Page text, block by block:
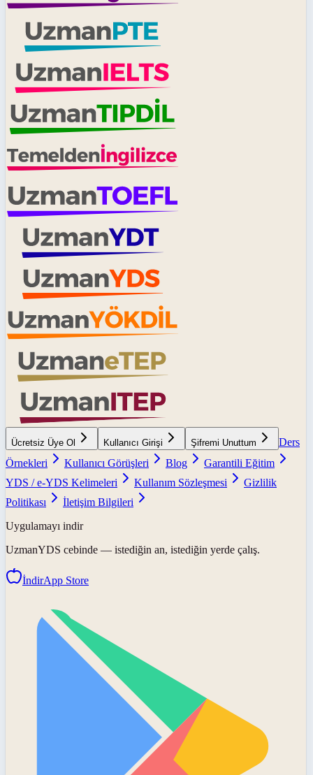
Ücretsiz Üye Ol Kullanıcı Girişi Şifremi Unuttum
Ders
Örnekleri
Kullanıcı Görüşleri Blog
Garantili Eğitim
YDS / e-YDS Kelimeleri
Kullanım Sözleşmesi
Gizlilik
Politikası
İletişim Bilgileri
Uygulamayı indir
UzmanYDS cebinde — istediğin an, istediğin yerde çalış.
İndirApp Store